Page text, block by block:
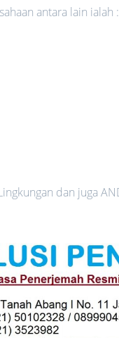
antara lain ialah :
dan juga